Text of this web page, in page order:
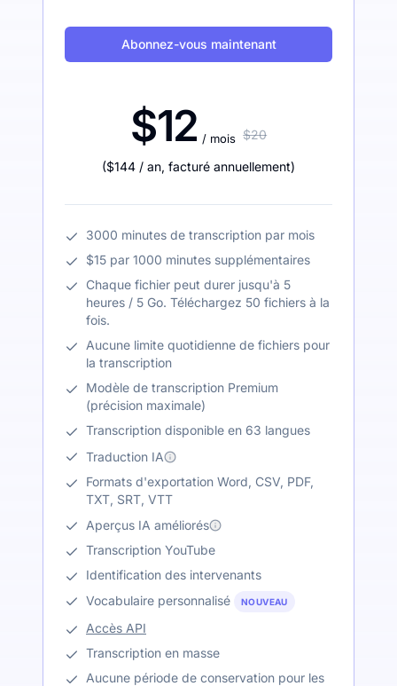
Abonnez-vous maintenant
$12 / mois $20
($144 / an, facturé annuellement)
3000 minutes de transcription par mois
$15 par 1000 minutes supplémentaires
Chaque fichier peut durer jusqu'à 5
heures / 5 Go. Téléchargez 50 fichiers à la
fois.
Aucune limite quotidienne de fichiers pour
la transcription
Modèle de transcription Premium
(précision maximale)
Transcription disponible en 63 langues
Traduction IA
Formats d'exportation Word, CSV, PDF,
TXT, SRT, VTT
Aperçus IA améliorés
Transcription YouTube
Identification des intervenants
Vocabulaire personnalisé
NOUVEAU
Accès API
Transcription en masse
Aucune période de conservation pour les